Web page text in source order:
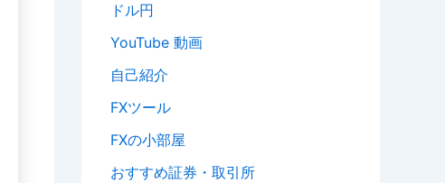
ドル円
YouTube 動画
自己紹介
FXツール
FXの小部屋
おすすめ証券・取引所